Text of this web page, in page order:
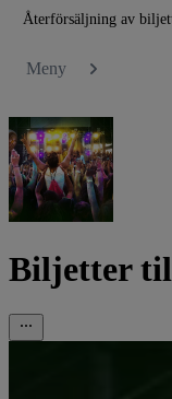
Återförsäljning av
Meny
Biljetter